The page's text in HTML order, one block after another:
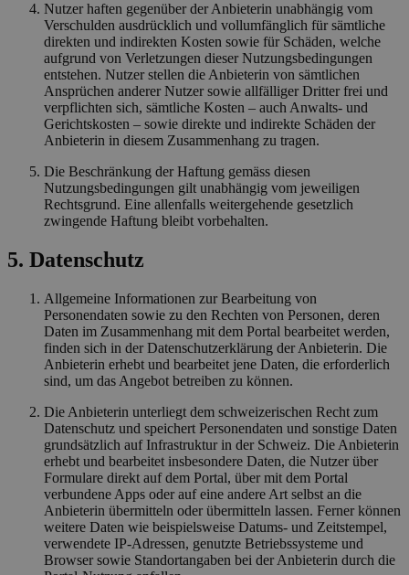
Nutzer haften gegenüber der Anbieterin unabhängig vom
Verschulden ausdrücklich und vollumfänglich für sämtliche
direkten und indirekten Kosten sowie für Schäden, welche
aufgrund von Verletzungen dieser Nutzungsbedingungen
entstehen. Nutzer stellen die Anbieterin von sämtlichen
Ansprüchen anderer Nutzer sowie allfälliger Dritter frei und
verpflichten sich, sämtliche Kosten – auch Anwalts- und
Gerichtskosten – sowie direkte und indirekte Schäden der
Anbieterin in diesem Zusammenhang zu tragen.
Die Beschränkung der Haftung gemäss diesen
Nutzungsbedingungen gilt unabhängig vom jeweiligen
Rechtsgrund. Eine allenfalls weitergehende gesetzlich
zwingende Haftung bleibt vorbehalten.
5. Datenschutz
Allgemeine Informationen zur Bearbeitung von
Personendaten sowie zu den Rechten von Personen, deren
Daten im Zusammenhang mit dem Portal bearbeitet werden,
finden sich in der Datenschutzerklärung der Anbieterin. Die
Anbieterin erhebt und bearbeitet jene Daten, die erforderlich
sind, um das Angebot betreiben zu können.
Die Anbieterin unterliegt dem schweizerischen Recht zum
Datenschutz und speichert Personendaten und sonstige Daten
grundsätzlich auf Infrastruktur in der Schweiz. Die Anbieterin
erhebt und bearbeitet insbesondere Daten, die Nutzer über
Formulare direkt auf dem Portal, über mit dem Portal
verbundene Apps oder auf eine andere Art selbst an die
Anbieterin übermitteln oder übermitteln lassen. Ferner können
weitere Daten wie beispielsweise Datums- und Zeitstempel,
verwendete IP-Adressen, genutzte Betriebssysteme und
Browser sowie Standortangaben bei der Anbieterin durch die